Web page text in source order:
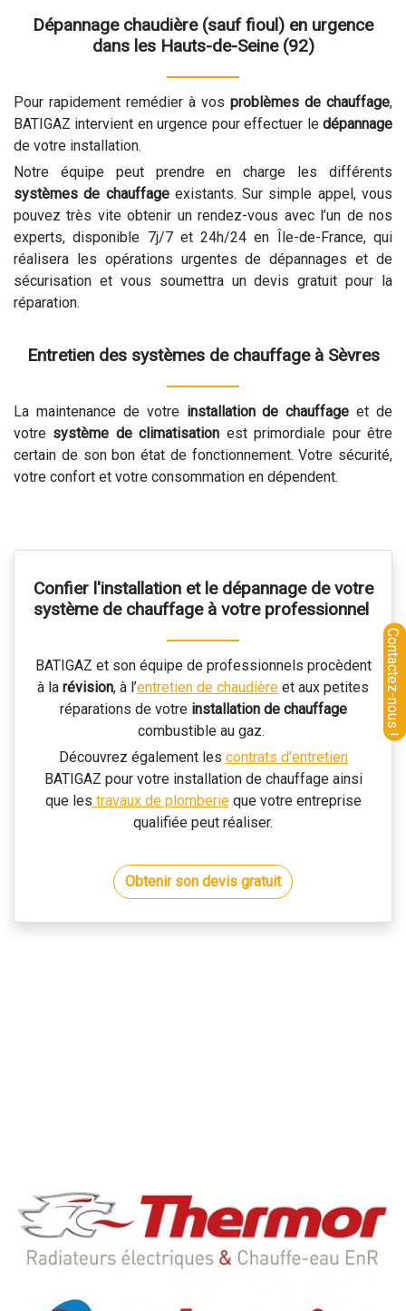
Dépannage chaudière (sauf fioul) en urgence
dans les Hauts-de-Seine (92)
Pour rapidement remédier à vos problèmes de chauffage,
BATIGAZ intervient en urgence pour effectuer le dépannage
de votre installation.
Notre équipe peut prendre en charge les différents
systèmes de chauffageexistants. Sur simple appel, vous
pouvez très vite obtenir un rendez-vous avec l’un de nos
experts, disponible 7j/7 et 24h/24 en Île-de-France, qui
réalisera les opérations urgentes de dépannages et de
sécurisation et vous soumettra un devis gratuit pour la
réparation.
Entretien des systèmes de chauffage à Sèvres
La maintenance de votre installation de chauffage et de
votre système de climatisation est primordiale pour être
certain de son bon état de fonctionnement. Votre sécurité,
votre confort et votre consommation en dépendent.
Confier l'installation et le dépannage de votre
système de chauffage à votre professionnel
BATIGAZ et son équipe de professionnels procèdent
à la révision, à l’entretien de chaudière et aux petites
réparations de votre installation de chauffage
combustible au gaz.
Découvrez également les contrats d’entretien
BATIGAZ pour votre installation de chauffage ainsi
que les travaux de plomberieque votre entreprise
qualifiée peut réaliser.
Obtenir son devis gratuit